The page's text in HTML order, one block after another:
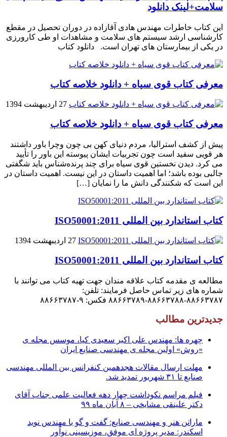
سلامت+لینک دانلود
این کتاب خاطرات مهندس هادی آقازاده در دوران تحصیل در مقطع
کارشناسی ارشد سیستم های سلامت و مشاهدات او طی کارورزی
در یکی از بیمارستان های تهران است. دانلود کتاب
معرفی کتاب قوی سیاه + دانلود خلاصه کتاب
27 اردیبهشت 1394
معرفی کتاب قوی سیاه + دانلود خلاصه کتاب
پیش از کشف استرالیا، مردم دنیاى کهن بی چون وچرا باور داشتند
هر قویى سفید است چون تجربیات ایشان پیوسته این باور را تأیید
می کرد. دیدن نخستین قوى سیاه براى چند پرنده‌شناس باید شگفتى
جالبى بوده باشد؛ اما اهمیت داستان در این نیست. اهمیت داستان در
این است که شکنندگى دانش ما را نمایان […]
کتاب استاندارد بین المللی ISO50001:2011
27 اردیبهشت 1394
کتاب استاندارد بین المللی ISO50001:2011
مطالعه ی مقدمه کتاب علاقه مندان جهت تهیه کتاب می توانند با
شماره های زیر تماس حاصل فرمایند: تلفن:
۸۸۶۶۳۷۸۷-۸۸۶۶۳۷۸۸-۸۸۶۶۳۷۸۹ فکس: ۹-۸۸۶۶۳۷۸۷
جدیدترین مطالب
چهره ها: مهندس علی اکبر سعیدی کیا، موسس مجله ی
«روش» اولین مجله ی مهندسی صنایع ایران
مهلت ارسال مقالات هجدهمین کنفرانس بین المللی مهندسی
صنایع تا ۳۱ شهریور تمدید شد.
فیلم مراسم نکوداشت چهار دهه فعالیت علمی جناب آقای
دکتر علینقی مشایخی – ۸ آبان ماه ۹۹
ماراتن هنر و مهندسی صنایع: گفت و گو با مهندس نوید
اسکندر: مدیر پروژه ای موفق، موزیسینی نوآور